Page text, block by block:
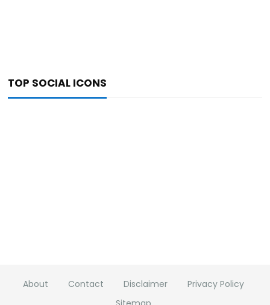
TOP SOCIAL ICONS
About Contact Disclaimer
Privacy Policy